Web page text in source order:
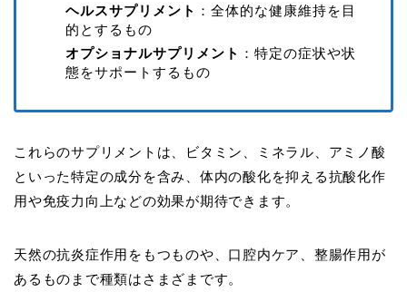
ヘルスサプリメント ：全体的な健康維持を目
的とするもの
オプショナルサプリメント ：特定の症状や状
態をサポートするもの
これらのサプリメントは、ビタミン、ミネラル、アミノ酸
といった特定の成分を含み、体内の酸化を抑える抗酸化作
用や免疫力向上などの効果が期待できます。
天然の抗炎症作用をもつものや、口腔内ケア、整腸作用が
あるものまで種類はさまざまです。